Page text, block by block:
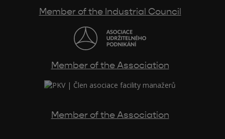
Member of the Industrial Council
Member of the Association
Member of the Association